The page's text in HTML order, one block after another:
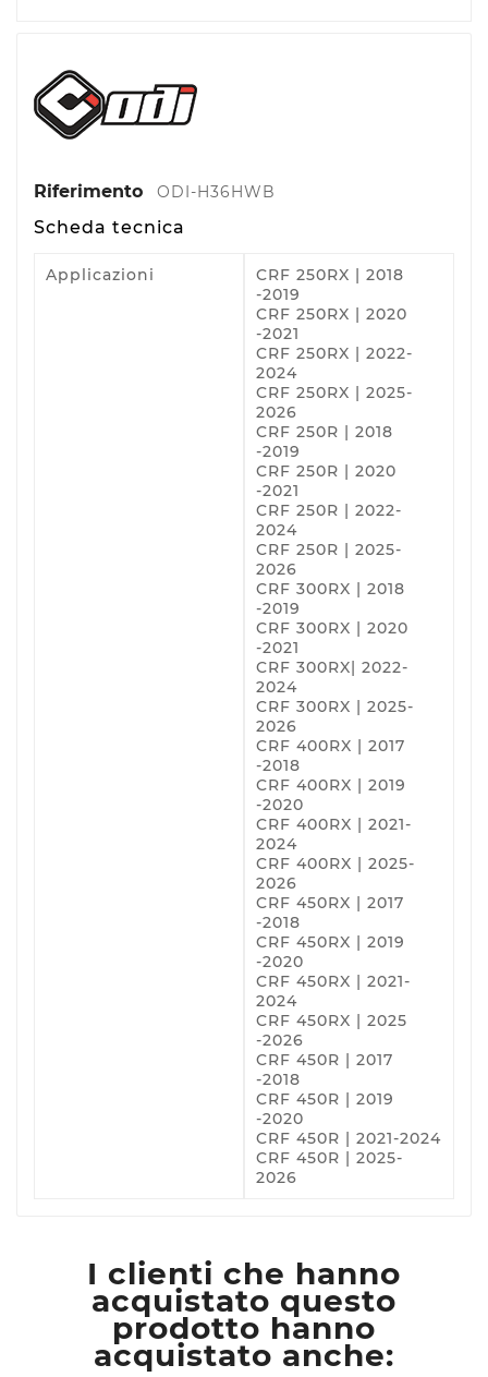
Riferimento ODI-H36HWB
Scheda tecnica
Applicazioni
CRF 250RX | 2018
-2019
CRF 250RX | 2020
-2021
CRF 250RX | 2022-
2024
CRF 250RX | 2025-
2026
CRF 250R | 2018
-2019
CRF 250R | 2020
-2021
CRF 250R | 2022-
2024
CRF 250R | 2025-
2026
CRF 300RX | 2018
-2019
CRF 300RX | 2020
-2021
CRF 300RX| 2022-
2024
CRF 300RX | 2025-
2026
CRF 400RX | 2017
-2018
CRF 400RX | 2019
-2020
CRF 400RX | 2021-
2024
CRF 400RX | 2025-
2026
CRF 450RX | 2017
-2018
CRF 450RX | 2019
-2020
CRF 450RX | 2021-
2024
CRF 450RX | 2025
-2026
CRF 450R | 2017
-2018
CRF 450R | 2019
-2020
CRF 450R | 2021-2024
CRF 450R | 2025-
2026
I clienti che hanno
acquistato questo
prodotto hanno
acquistato anche: